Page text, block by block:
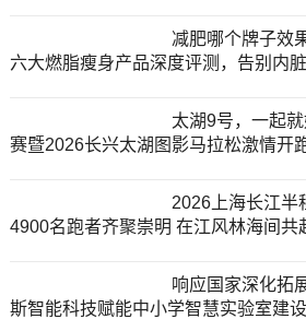
减肥哪个牌子效
六大燃脂瘦身产品深度评测，告别内
太湖9号，一起
赛暨2026长兴太湖图影马拉松激情开
2026上海长江
4900名跑者齐聚崇明 在江风林海间共
响应国家深化拓
斯智能科技赋能中小学智慧实验室建设